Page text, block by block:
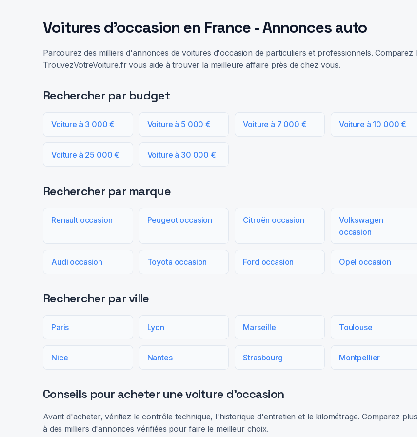
Voitures d'occasion en France - Annonces auto
Parcourez des milliers d'annonces de voitures d'occasion de particuliers et professionnels.
TrouvezVotreVoiture.fr vous aide à trouver la meilleure affaire près de chez vous.
Rechercher par budget
Voiture à 3 000 € Voiture à 5 000 € Voiture à 7 000 € Voiture à 10 000 €
Voiture à 25 000 € Voiture à 30 000 €
Rechercher par marque
Renault occasion Peugeot occasion Citroën occasion
Volkswagen
occasion
Audi occasion Toyota occasion Ford occasion Opel occasion
Rechercher par ville
Paris Lyon Marseille Toulouse
Nice Nantes Strasbourg Montpellier
Conseils pour acheter une voiture d'occasion
Avant d'acheter, vérifiez le contrôle technique, l'historique d'entretien et le kilométrage. Comparez
à des milliers d'annonces vérifiées pour faire le meilleur choix.